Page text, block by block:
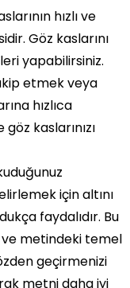
hızlı ve
Göz kaslarını
yapabilirsiniz.
etmek veya
hızlıca
kaslarınızı
için altını
faydalıdır. Bu
ve metindeki temel
geçirmenizi
metni daha iyi